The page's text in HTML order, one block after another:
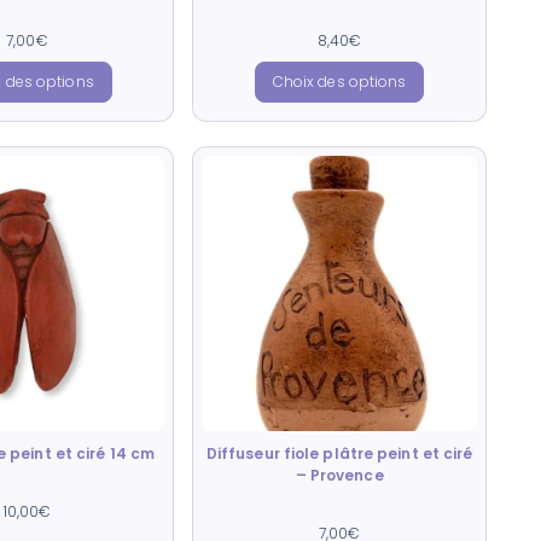
Note
4.00
5
7,00€
des options
Note
4.67
sur 5
8,40€
Choix des options
peint et ciré 14 cm
Note
5.00
10,00€
Diffuseur fiole plâtre peint et ciré
– Provence
Note
7,00€